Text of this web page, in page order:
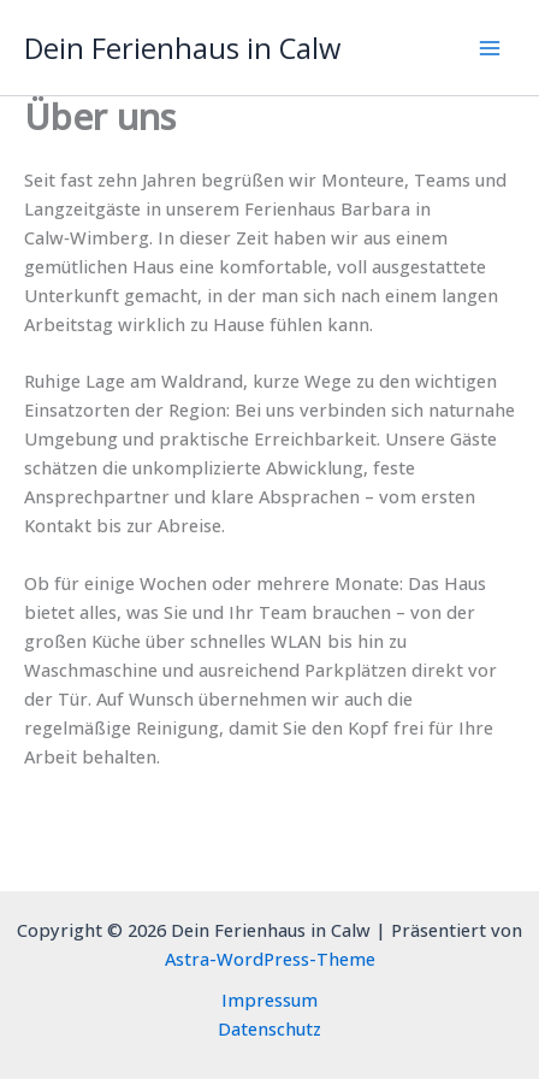
InhaltDein Ferienhaus in Calw
Über uns
Seit fast zehn Jahren begrüßen wir Monteure, Teams und
Langzeitgäste in unserem Ferienhaus Barbara in
Calw‑Wimberg. In dieser Zeit haben wir aus einem
gemütlichen Haus eine komfortable, voll ausgestattete
Unterkunft gemacht, in der man sich nach einem langen
Arbeitstag wirklich zu Hause fühlen kann.
Ruhige Lage am Waldrand, kurze Wege zu den wichtigen
Einsatzorten der Region: Bei uns verbinden sich naturnahe
Umgebung und praktische Erreichbarkeit. Unsere Gäste
schätzen die unkomplizierte Abwicklung, feste
Ansprechpartner und klare Absprachen – vom ersten
Kontakt bis zur Abreise.
Ob für einige Wochen oder mehrere Monate: Das Haus
bietet alles, was Sie und Ihr Team brauchen – von der
großen Küche über schnelles WLAN bis hin zu
Waschmaschine und ausreichend Parkplätzen direkt vor
der Tür. Auf Wunsch übernehmen wir auch die
regelmäßige Reinigung, damit Sie den Kopf frei für Ihre
Arbeit behalten.
Copyright © 2026 Dein Ferienhaus in Calw | Präsentiert von
Astra-WordPress-Theme
Impressum
Datenschutz